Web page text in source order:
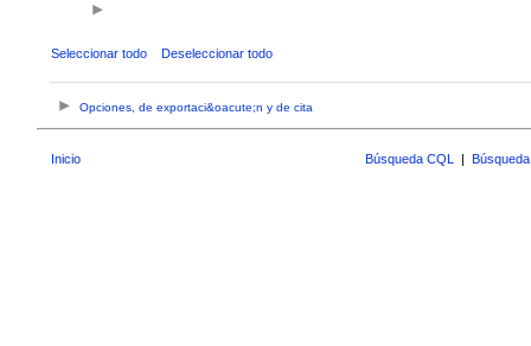
Seleccionar todo Deseleccionar todo
Opciones, de exportaci&oacute;n y de cita
Inicio Búsqueda CQL |